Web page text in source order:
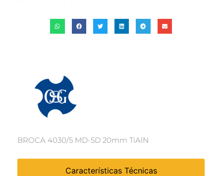
BROCA 4030/5 MD-5D 20mm TiAlN
Características Técnicas